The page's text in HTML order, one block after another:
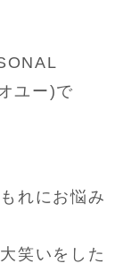
ユー)で
れにお悩み
笑いをした